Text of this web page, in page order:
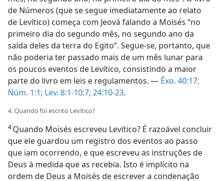
de Números (que se segue imediatamente ao relato
de Levítico) começa com Jeová falando a Moisés “no
primeiro dia do segundo mês, no segundo ano da
saída deles da terra do Egito”. Segue-se, portanto, que
não poderia ter passado mais de um mês lunar para
os poucos eventos de Levítico, consistindo a maior
parte do livro em leis e regulamentos. — Êxo. 40:17;
Núm. 1:1; Lev. 8:1-10:7; 24:10-23.
4. Quando foi escrito Levítico?
4Quando Moisés escreveu Levítico? É razoável concluir
que ele guardou um registro dos eventos ao passo
que iam ocorrendo, e que escreveu as instruções de
Deus à medida que as recebia. Isto é implícito na
ordem de Deus a Moisés de escrever a condenação